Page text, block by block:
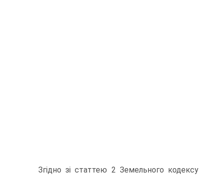
Згідно зі статтею 2 Земельного кодексу